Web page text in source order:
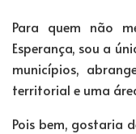
Para quem não
Esperança, sou a
municípios,
territorial e uma
Pois bem, gostaria